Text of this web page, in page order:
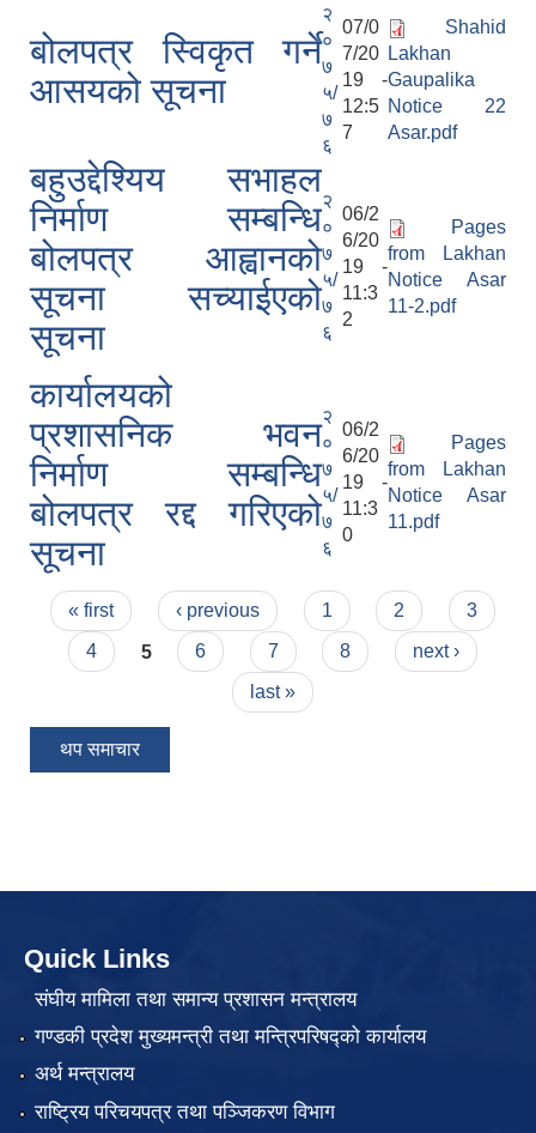
बोलपत्र स्विकृत गर्ने
आसयको सूचना
२
०
७
५/
७
६
07/0
7/20
19 -
12:5
7
Shahid
Lakhan
Gaupalika
Notice 22
Asar.pdf
बहुउद्देश्यिय सभाहल
निर्माण सम्बन्धि
बोलपत्र आह्वानको
सूचना सच्याईएको
सूचना
२
०
७
५/
७
६
06/2
6/20
19 -
11:3
2
Pages
from Lakhan
Notice Asar
11-2.pdf
कार्यालयको
प्रशासनिक भवन
निर्माण सम्बन्धि
बोलपत्र रद्द गरिएको
सूचना
२
०
७
५/
७
६
06/2
6/20
19 -
11:3
0
Pages
from Lakhan
Notice Asar
11.pdf
Pages
« first ‹ previous 1 2
3
4
5 6 7 8
next ›
last »
थप समाचार
Quick Links
संघीय मामिला तथा समान्य प्रशासन मन्त्रालय
गण्डकी प्रदेश मुख्यमन्त्री तथा मन्त्रिपरिषद्को कार्यालय
अर्थ मन्त्रालय
राष्ट्रिय परिचयपत्र तथा पञ्जिकरण विभाग